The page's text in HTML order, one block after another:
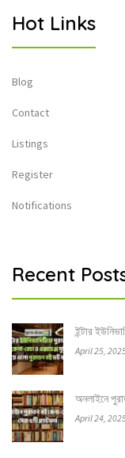
Hot Links
Blog
Contact
Listings
Register
Notifications
Recent
ইন্টার
April 25,
অনলাইনে
April 24,